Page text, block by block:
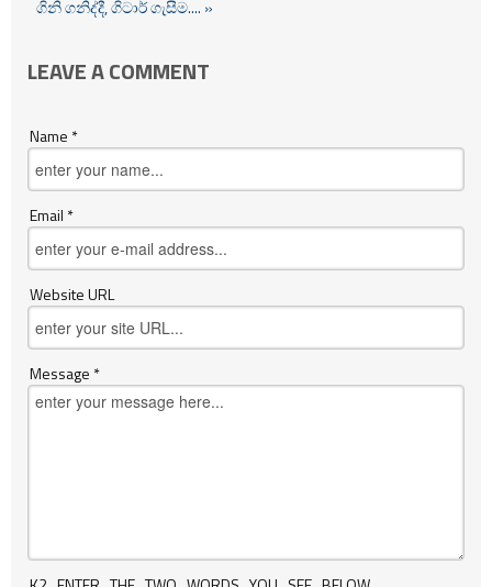
ගිනි ගනිද්දී, ගිටාර් ගැසීම.... »
LEAVE A COMMENT
Name *
Email *
Website URL
Message *